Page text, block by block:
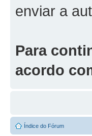
enviar a
Para
acordo
Índice do Fórum